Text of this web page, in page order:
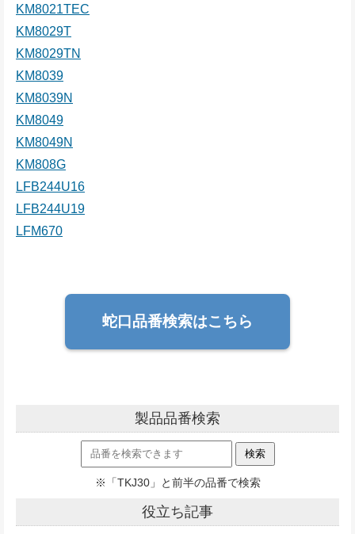
KM8021TEC
KM8029T
KM8029TN
KM8039
KM8039N
KM8049
KM8049N
KM808G
LFB244U16
LFB244U19
LFM670
蛇口品番検索はこちら
製品品番検索
※「TKJ30」と前半の品番で検索
役立ち記事